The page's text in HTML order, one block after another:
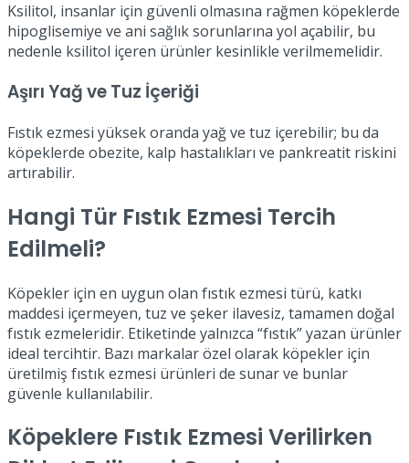
Ksilitol, insanlar için güvenli olmasına rağmen köpeklerde
hipoglisemiye ve ani sağlık sorunlarına yol açabilir, bu
nedenle ksilitol içeren ürünler kesinlikle verilmemelidir.
Aşırı Yağ ve Tuz İçeriği
Fıstık ezmesi yüksek oranda yağ ve tuz içerebilir; bu da
köpeklerde obezite, kalp hastalıkları ve pankreatit riskini
artırabilir.
Hangi Tür Fıstık Ezmesi Tercih
Edilmeli?
Köpekler için en uygun olan fıstık ezmesi türü, katkı
maddesi içermeyen, tuz ve şeker ilavesiz, tamamen doğal
fıstık ezmeleridir. Etiketinde yalnızca “fıstık” yazan ürünler
ideal tercihtir. Bazı markalar özel olarak köpekler için
üretilmiş fıstık ezmesi ürünleri de sunar ve bunlar
güvenle kullanılabilir.
Köpeklere Fıstık Ezmesi Verilirken